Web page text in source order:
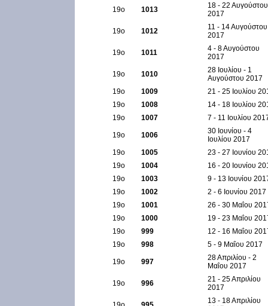
19ο 1013
18 - 22 Αυγούστου
2017
19ο 1012
11 - 14 Αυγούστου
2017
19ο 1011
4 - 8 Αυγούστου
2017
19ο 1010
28 Ιουλίου - 1
Αυγούστου 2017
19ο
1009
21 - 25 Ιουλίου
19ο
1008
14 - 18 Ιουλίου
19ο
1007 7 - 11 Ιουλίου
19ο 1006
30 Ιουνίου - 4
Ιουλίου 2017
19ο
1005
23 - 27 Ιουνίου
19ο
1004
16 - 20 Ιουνίου
19ο
1003
9 - 13 Ιουνίου
19ο
1002
2 - 6 Ιουνίου 2017
19ο
1001
26 - 30 Μαΐου
19ο
1000
19 - 23 Μαΐου
19ο
999
12 - 16 Μαΐου
19ο
998 5 - 9 Μαΐου 2017
19ο 997
28 Απριλίου - 2
Μαΐου 2017
19ο 996
21 - 25 Απριλίου
2017
13 - 18 Απριλίου